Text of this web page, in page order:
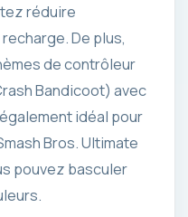
réduire
De plus,
de contrôleur
Bandicoot) avec
idéal pour
Bros. Ultimate
pouvez basculer